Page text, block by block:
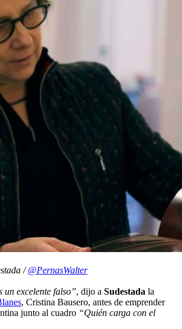
/@PernasWalter
un excelente falso”, dijo a Sudestada la
, Cristina Bausero, antes de emprender
junto al cuadro “Quién carga con el